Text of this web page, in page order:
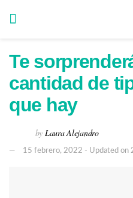
Te
cantidad de
que hay
by Laura Alejandro
15 febrero, 2022 - Updated on